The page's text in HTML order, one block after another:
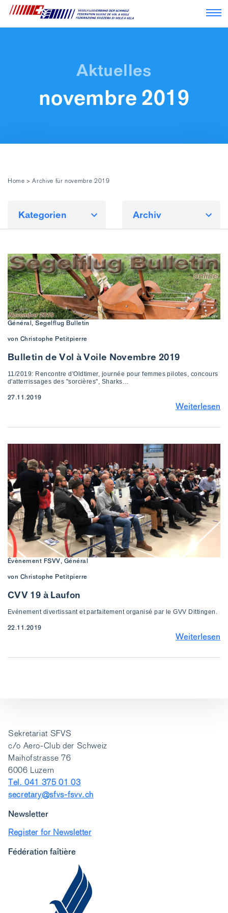
novembre 2019
Home >Archive für novembre 2019
Kategorien Archiv
Général, Segelflug Bulletin
von Christophe Petitpierre
Bulletin de Vol à Voile Novembre 2019
11/2019: Rencontre d'Oldtimer, journée pour femmes pilotes, concours
d'atterrissages des "sorcières", Sharks…
27.11.2019
Weiterlesen
Évènement FSVV, Général
von Christophe Petitpierre
CVV 19 à Laufon
Evénement divertissant et parfaitement organisé par le GVV Dittingen.
22.11.2019
Weiterlesen
Sekretariat SFVS
c/o Aero-Club der Schweiz
Maihofstrasse 76
6006 Luzern
Tel. 041 375 01 03
secretary@sfvs-fsvv.ch
Newsletter
Register for Newsletter
Fédération faîtière